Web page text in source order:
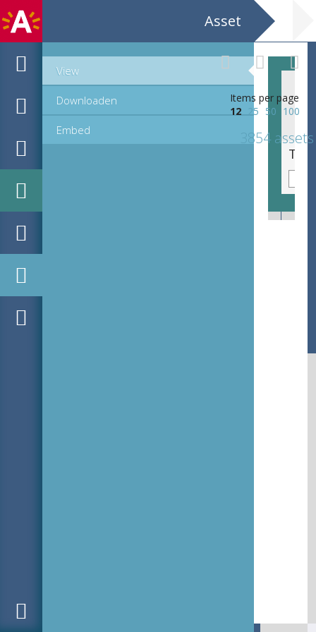
Asset
View
Downloaden
Embed
Items per page
12
25 50 100
3854 assets